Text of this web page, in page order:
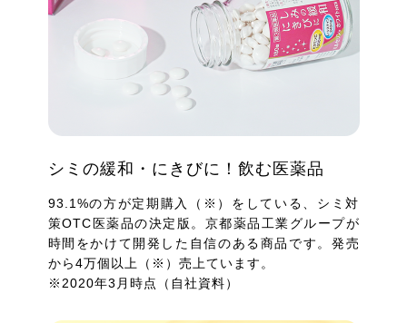
シミの緩和・にきびに！飲む医薬品
93.1%の方が定期購入（※）をしている、シミ対
策OTC医薬品の決定版。京都薬品工業グループが
時間をかけて開発した自信のある商品です。発売
から4万個以上（※）売上ています。
※2020年3月時点（自社資料）